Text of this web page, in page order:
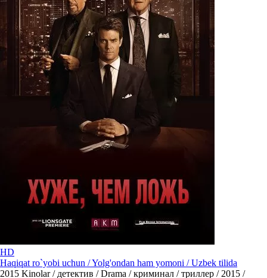
HD
Haqiqat ro`yobi uchun / Yolg'ondan ham yomoni / Uzbek tilida
2015 Kinolar / детектив / Drama / криминал / триллер / 2015 /